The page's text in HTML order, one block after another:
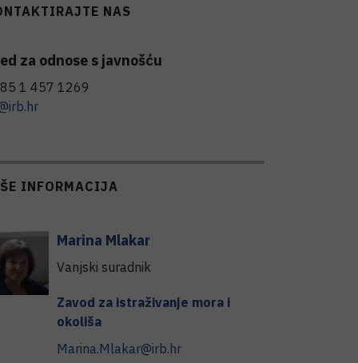
NAS
za odnose s javnošću
1 457 1269
INFORMACIJA
Marina Mlakar
Vanjski suradnik
Zavod za istraživanje mora i
okoliša
Marina.Mlakar@irb.hr